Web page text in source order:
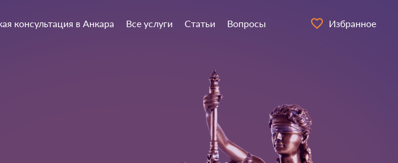
консультация в Анкара Все услуги Статьи Вопросы Избранное